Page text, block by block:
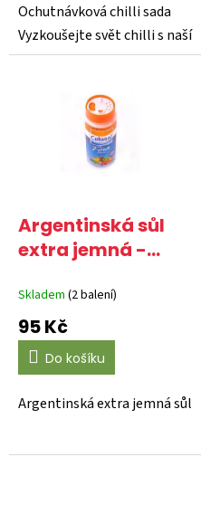
Ochutnávková chilli sada
Vyzkoušejte svět chilli s naší
exkluzivní dárkovou...
Argentinská sůl
extra jemná -
😎
Skladem (2 balení)
95 Kč
Do košíku
Argentinská extra jemná sůl